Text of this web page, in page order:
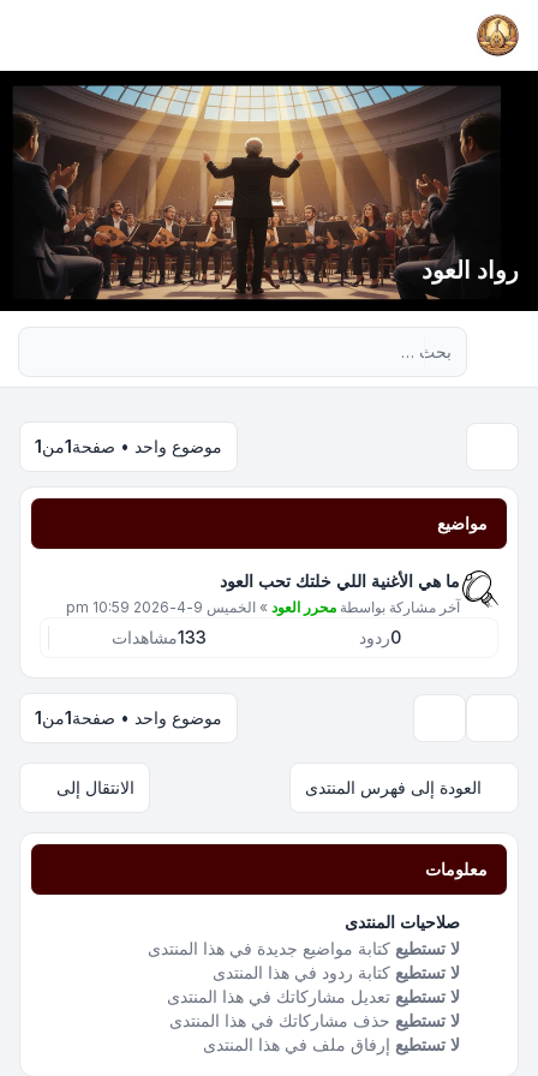
رواد العود
موضوع واحد • صفحة1من1
مواضيع
ما هي الأغنية اللي خلتك تحب العود
آخر مشاركة بواسطة محرر العود » الخميس 9-4-2026 10:59 pm
0ردود 133مشاهدات
موضوع واحد • صفحة1من1
العودة إلى فهرس المنتدى الانتقال إلى
معلومات
صلاحيات المنتدى
لا تستطيع كتابة مواضيع جديدة في هذا المنتدى
لا تستطيع كتابة ردود في هذا المنتدى
لا تستطيع تعديل مشاركاتك في هذا المنتدى
لا تستطيع حذف مشاركاتك في هذا المنتدى
لا تستطيع إرفاق ملف في هذا المنتدى